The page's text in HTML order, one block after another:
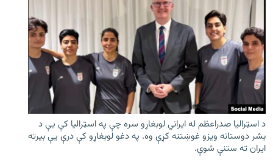
د اسټرالیا صدراعظم له ایراني لوبغاړو سره چې په اسټرالیا کې يې د
بشر دوستانه ویزو غوښتنه کړې وه. په دغو لوبغاړو کې درې يې بیرته
ایران ته ستنې شوې.